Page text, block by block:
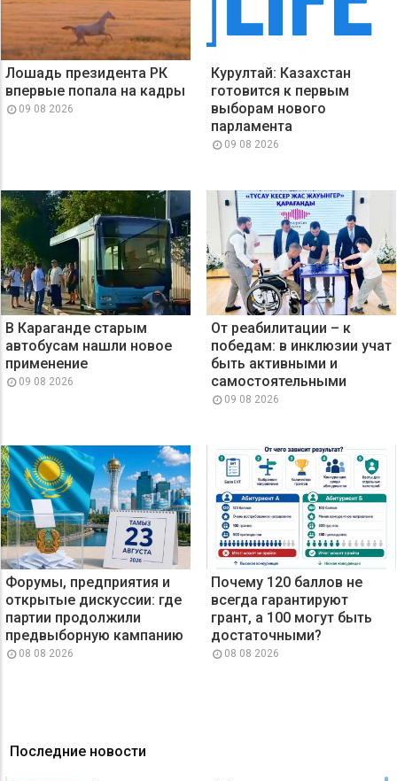
Лошадь президента РК
впервые попала на кадры
09 08 2026
Курултай: Казахстан
готовится к первым
выборам нового
парламента
09 08 2026
В Караганде старым
автобусам нашли новое
применение
09 08 2026
От реабилитации – к
победам: в инклюзии учат
быть активными и
самостоятельными
09 08 2026
Форумы, предприятия и
открытые дискуссии: где
партии продолжили
предвыборную кампанию
08 08 2026
Почему 120 баллов не
всегда гарантируют
грант, а 100 могут быть
достаточными?
08 08 2026
Последние новости